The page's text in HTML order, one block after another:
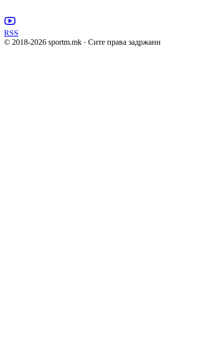
RSS
© 2018-2026 sportm.mk · Сите права задржани